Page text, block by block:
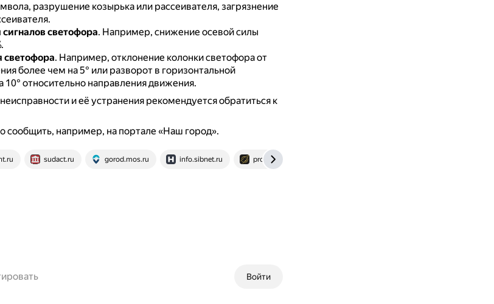
разрушение козырька или рассеивателя, загрязнение
светофора. Например, снижение осевой силы
светофора. Например, отклонение колонки светофора от
более чем на 5° или разворот в горизонтальной
10° относительно направления движения.
и её устранения рекомендуется обратиться к
например, на портале «Наш город».
sudact.ru gorod.mos.ru info.sibnet.ru protectof.by
Войти